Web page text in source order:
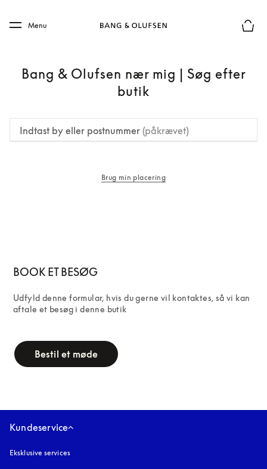
Skip to main footer
Menu
Bang & Olufsen nær mig | Søg efter
butik
Indtast by eller postnummer (påkrævet)
Brug min placering
BOOK ET BESØG
Udfyld denne formular, hvis du gerne vil kontaktes, så vi kan
aftale et besøg i denne butik
Bestil et møde
Kundeservice
Eksklusive services